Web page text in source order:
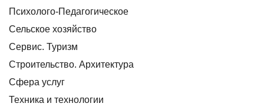
Психолого-Педагогическое
Сельское хозяйство
Сервис. Туризм
Строительство. Архитектура
Сфера услуг
Техника и технологии